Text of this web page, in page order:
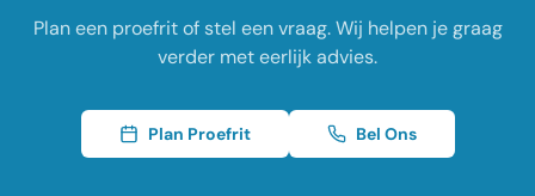
Plan een proefrit of stel een vraag. Wij helpen je graag
verder met eerlijk advies.
Plan Proefrit Bel Ons